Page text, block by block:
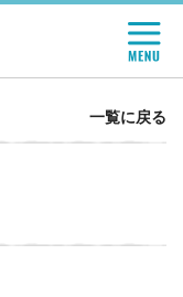
一覧に戻る